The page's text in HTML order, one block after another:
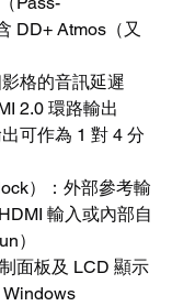
DD+ Atmos（又
格的音訊延遲
2.0 環路輸出
可作為 1 對 4 分
）：外部參考輸
輸入或內部自
）
面板及 LCD 顯示
Windows